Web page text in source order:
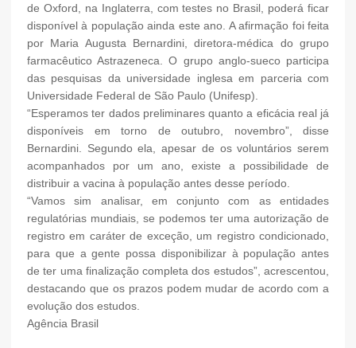
de Oxford, na Inglaterra, com testes no Brasil, poderá ficar
disponível à população ainda este ano. A afirmação foi feita
por Maria Augusta Bernardini, diretora-médica do grupo
farmacêutico Astrazeneca. O grupo anglo-sueco participa
das pesquisas da universidade inglesa em parceria com
Universidade Federal de São Paulo (Unifesp).
“Esperamos ter dados preliminares quanto a eficácia real já
disponíveis em torno de outubro, novembro”, disse
Bernardini. Segundo ela, apesar de os voluntários serem
acompanhados por um ano, existe a possibilidade de
distribuir a vacina à população antes desse período.
“Vamos sim analisar, em conjunto com as entidades
regulatórias mundiais, se podemos ter uma autorização de
registro em caráter de exceção, um registro condicionado,
para que a gente possa disponibilizar à população antes
de ter uma finalização completa dos estudos”, acrescentou,
destacando que os prazos podem mudar de acordo com a
evolução dos estudos.
Agência Brasil